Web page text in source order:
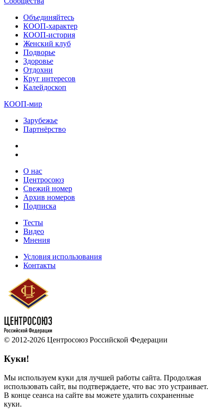
Объединяйтесь
КООП-характер
КООП-история
Женский клуб
Подворье
Здоровье
Отдохни
Круг интересов
Калейдоскоп
КООП-мир
Зарубежье
Партнёрство
О нас
Центросоюз
Свежий номер
Архив номеров
Подписка
Тесты
Видео
Мнения
Условия использования
Контакты
© 2012-2026 Центросоюз Российской Федерации
Куки!
Мы используем куки для лучшей работы сайта. Продолжая
использовать сайт, вы подтверждаете, что вас это устраивает.
В конце сеанса на сайте вы можете удалить сохраненные
куки.